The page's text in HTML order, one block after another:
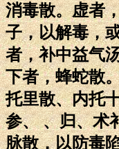
消毒散。虚者
子，以解毒，
者，补中益气
下者，蜂蛇散
托里散、内托
参、 、归、术
脉散，以防毒